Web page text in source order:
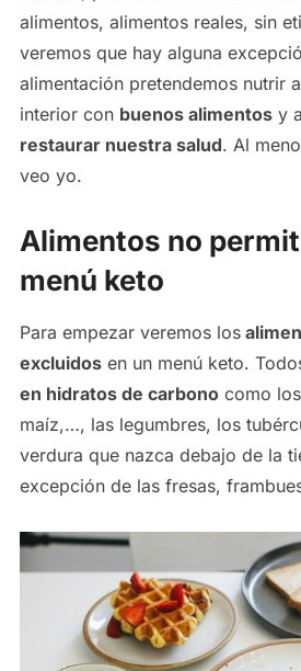
alimentos, alimentos reales, sin
veremos que hay alguna
alimentación pretendemos nutrir
interior con buenos alimentosy
restaurar nuestra salud. Al
veo yo.
Alimentos no
menú keto
Para empezar veremos los
excluidosen un menú keto.
en hidratos de carbonocomo
maíz,…, las legumbres, los
verdura que nazca debajo de la
excepción de las fresas,